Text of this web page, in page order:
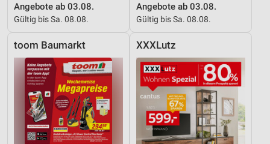
Angebote ab 03.08.
Gültig bis Sa. 08.08.
Angebote ab 03.08.
Gültig bis Sa. 08.08.
toom Baumarkt XXXLutz